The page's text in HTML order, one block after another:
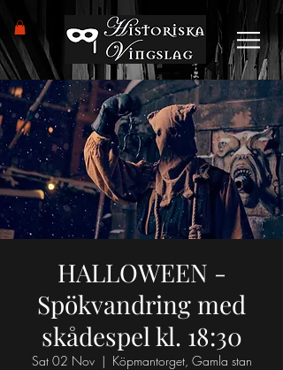
HALLOWEEN -
Spökvandring med
skådespel kl. 18:30
Sat 02 Nov
  |
Köpmantorget, Gamla stan